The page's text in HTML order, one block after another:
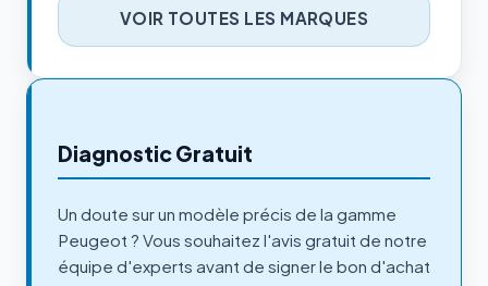
VOIR TOUTES LES MARQUES
Diagnostic Gratuit
Un doute sur un modèle précis de la gamme
Peugeot ? Vous souhaitez l'avis gratuit de notre
équipe d'experts avant de signer le bon d'achat